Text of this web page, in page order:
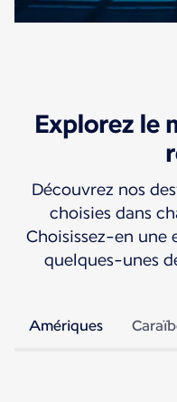
Explorez le
Découvrez nos
choisies dans
Choisissez-en une
quelques-unes
Amériques